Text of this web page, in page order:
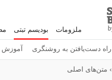
ملزومات بودیسم تبتی
راه دست‌یافتن به روشنگری آموزش
› متن‌های اصلی